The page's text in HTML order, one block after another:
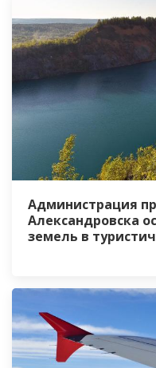
Администрация
Александровска
земель в